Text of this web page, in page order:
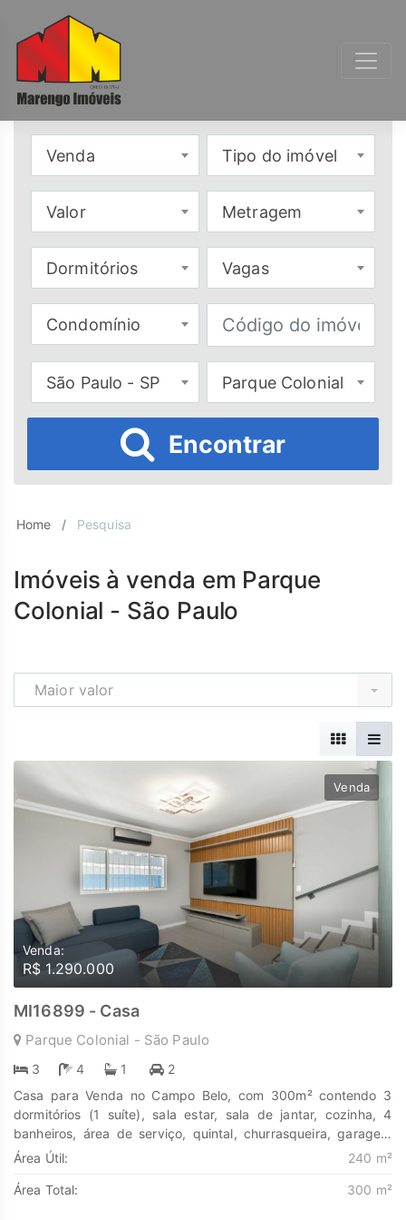
Venda Tipo do imóvel
Valor Metragem
Dormitórios Vagas
Condomínio
São Paulo - SP Parque Colonial
Encontrar
Home Pesquisa
Imóveis à venda em Parque
Colonial - São Paulo
Maior valor
Venda
Venda:
R$ 1.290.000
MI16899 - Casa
Parque Colonial - São Paulo
3 4 1
2
Casa para Venda no Campo Belo, com 300m² contendo 3
dormitórios (1 suíte), sala estar, sala de jantar, cozinha, 4
banheiros, área de serviço, quintal, churrasqueira, garagem
para 2 veículos, todo mobiliado. Casa Assobradada de 240m²
combine charme e espaço generoso, sua busca acabou. Toda
Área Útil: 240 m²
Área Total: 300 m²